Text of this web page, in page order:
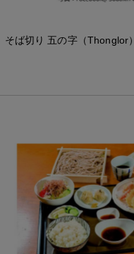
そば切り 五の字（Thonglor）